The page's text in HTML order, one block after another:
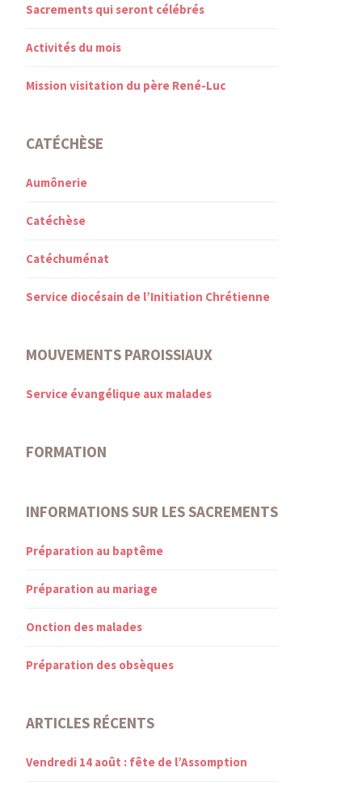
Sacrements qui seront célébrés
Activités du mois
Mission visitation du père René-Luc
CATÉCHÈSE
Aumônerie
Catéchèse
Catéchuménat
Service diocésain de l’Initiation Chrétienne
MOUVEMENTS PAROISSIAUX
Service évangélique aux malades
FORMATION
INFORMATIONS SUR LES SACREMENTS
Préparation au baptême
Préparation au mariage
Onction des malades
Préparation des obsèques
ARTICLES RÉCENTS
Vendredi 14 août : fête de l’Assomption